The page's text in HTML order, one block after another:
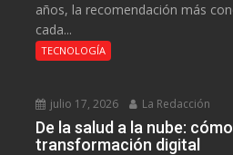
años, la recomendación más
cada...
TECNOLOGÍA
julio 17, 2026 La Redacción
De la salud a la nube:
transformación digital